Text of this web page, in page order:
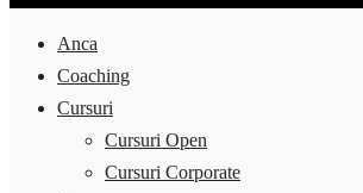
Anca
Coaching
Cursuri
Cursuri Open
Cursuri Corporate